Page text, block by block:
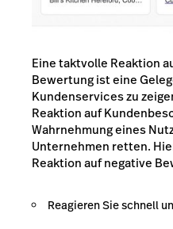
Eine taktvolle Reaktion
Bewertung ist eine
Kundenservices zu
Reaktion auf
Wahrnehmung eines
Unternehmen retten.
Reaktion auf negative
Reagieren Sie schnell